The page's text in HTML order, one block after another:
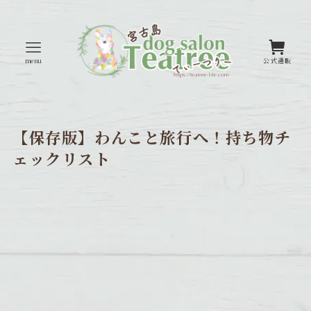
公式通販
menu
【保存版】わんこと旅行へ！持ち物チ
ェックリスト